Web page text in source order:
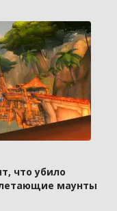
что убило
маунты